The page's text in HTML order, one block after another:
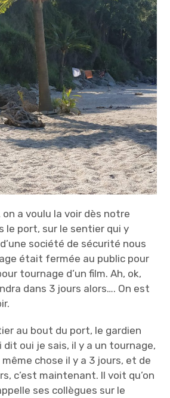
on a voulu la voir dès notre
le port, sur le sentier qui y
société de sécurité nous
était fermée au public pour
tournage d’un film. Ah, ok,
dans 3 jours alors…. On est
au bout du port, le gardien
oui je sais, il y a un tournage,
même chose il y a 3 jours, et de
c’est maintenant. Il voit qu’on
ses collègues sur le